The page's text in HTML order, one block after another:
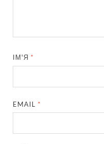
ІМ'Я *
EMAIL *